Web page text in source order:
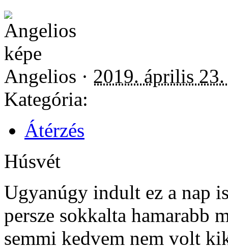
Angelios · 2019. április
Kategória:
Átérzés
Húsvét
Ugyanúgy indult ez a nap
persze sokkalta hamarabb
semmi kedvem nem volt